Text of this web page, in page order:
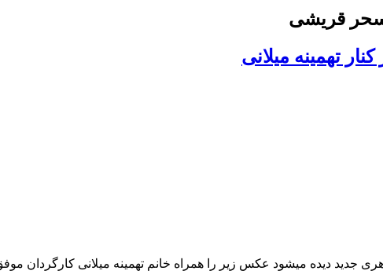
سحر قریشی
تهمینه میلانی
جدید دیده میشود عکس زیر را همراه خانم تهمینه میلانی کارگردان